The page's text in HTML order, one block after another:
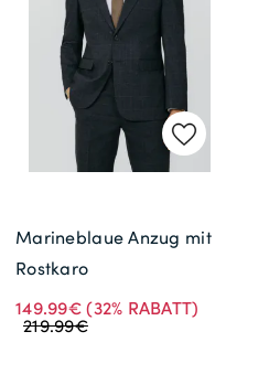
Marineblaue Anzug mit
Rostkaro
149.99€(32% RABATT)
219.99€